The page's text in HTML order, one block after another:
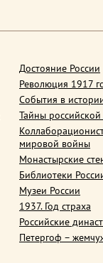
Достояние России
Революция 1917
События в
Тайны
мировой войны
Монастырские
Библиотеки
Музеи России
1937. Год страха
Российские
Петергоф –